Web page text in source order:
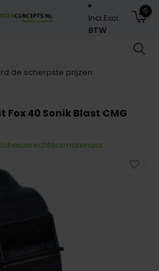
Incl.Excl.
BTW
0
de scherpste prijzen
40 Sonik Blast CMG